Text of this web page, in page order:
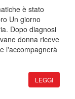
è stato
Un giorno
Dopo diagnosi
donna riceve
l'accompagnerà
LEGGI